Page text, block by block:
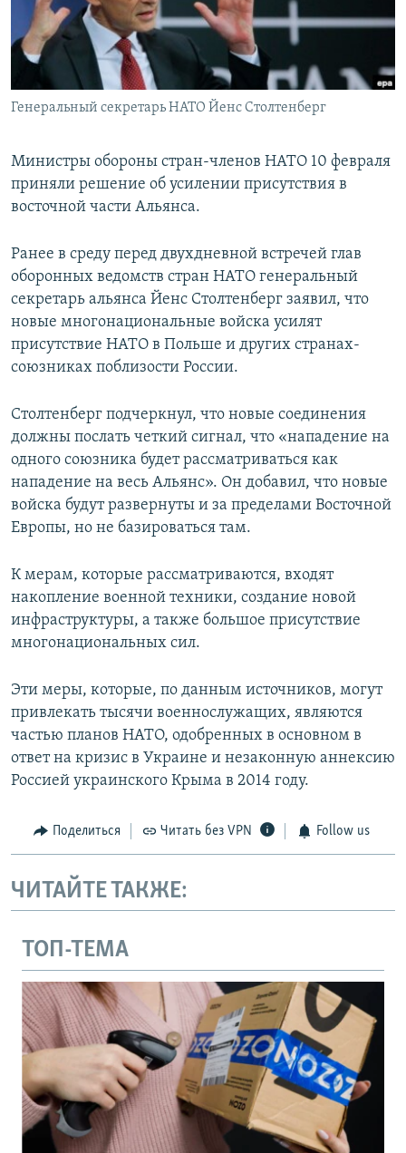
ПОБЕДИТЕЛЕЙ НЕ СУДЯТ?
КРЫМ.НЕПОКОРЕННЫЙ
УКРАИНСКАЯ ПРОБЛЕМА КРЫМА
ПРИСОЕДИНЯЙТЕСЬ!
Генеральный секретарь НАТО Йенс Столтенберг
Министры обороны стран-членов НАТО 10 февраля
приняли решение об усилении присутствия в
восточной части Альянса.
Ранее в среду перед двухдневной встречей глав
оборонных ведомств стран НАТО генеральный
секретарь альянса Йенс Столтенберг заявил, что
новые многонациональные войска усилят
присутствие НАТО в Польше и других странах-
союзниках поблизости России.
Столтенберг подчеркнул, что новые соединения
должны послать четкий сигнал, что «нападение на
одного союзника будет рассматриваться как
нападение на весь Альянс». Он добавил, что новые
войска будут развернуты и за пределами Восточной
Европы, но не базироваться там.
К мерам, которые рассматриваются, входят
накопление военной техники, создание новой
инфраструктуры, а также большое присутствие
многонациональных сил.
Эти меры, которые, по данным источников, могут
привлекать тысячи военнослужащих, являются
частью планов НАТО, одобренных в основном в
ответ на кризис в Украине и незаконную аннексию
Россией украинского Крыма в 2014 году.
Поделиться Читать без VPN Follow us
ЧИТАЙТЕ ТАКЖЕ:
ТОП-ТЕМА